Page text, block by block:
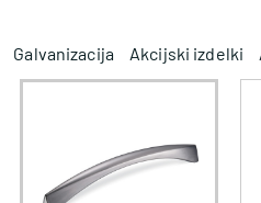
Galvanizacija Akcijski izdelki